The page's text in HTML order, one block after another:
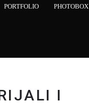
PORTFOLIO PHOTOBOX
I